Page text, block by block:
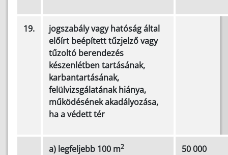
19.
jogszabály vagy hatóság által
előírt beépített tűzjelző vagy
tűzoltó berendezés
készenlétben tartásának,
karbantartásának,
felülvizsgálatának hiánya,
működésének akadályozása,
ha a védett tér
a) legfeljebb 100 m2 50 000